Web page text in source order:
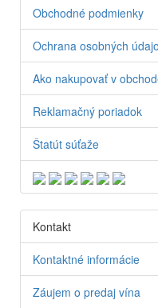
Obchodné podmienky
Ochrana osobných
Ako nakupovať v
Reklamačný poriadok
Štatút súťaže
Kontakt
Kontaktné informácie
Záujem o predaj vína